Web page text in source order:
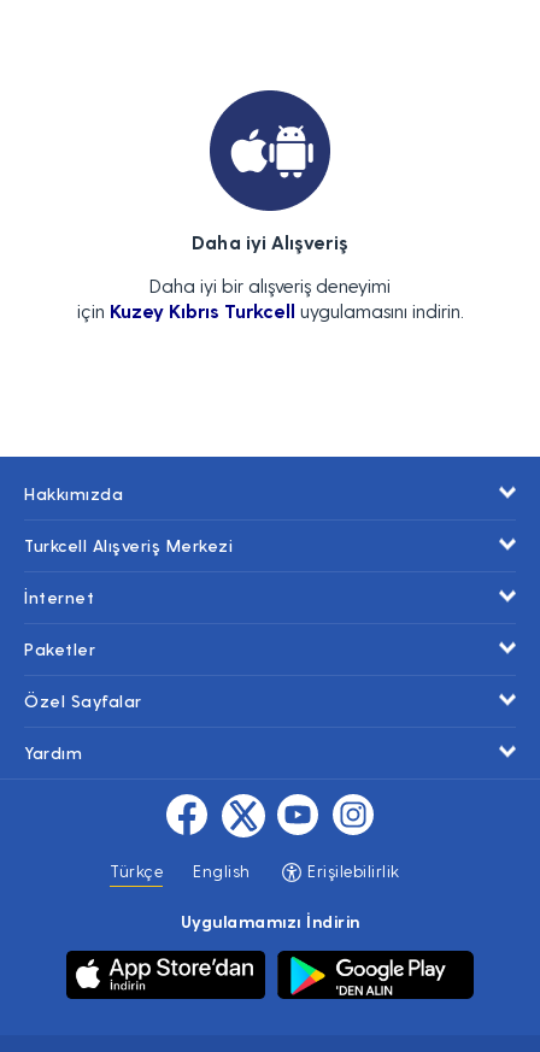
Daha iyi Alışveriş
Daha iyi bir alışveriş deneyimi
için Kuzey Kıbrıs Turkcell uygulamasını indirin.
Hakkımızda
Turkcell Alışveriş Merkezi
İnternet
Paketler
Özel Sayfalar
Yardım
Türkçe English Erişilebilirlik
Uygulamamızı İndirin